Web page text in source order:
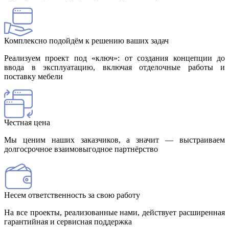
Комплексно подойдём к решению ваших задач
Реализуем проект под «ключ»: от создания концепции до
ввода в эксплуатацию, включая отделочные работы и
поставку мебели
Честная цена
Мы ценим наших заказчиков, а значит — выстраиваем
долгосрочное взаимовыгодное партнёрство
Несем ответственность за свою работу
На все проекты, реализованные нами, действует расширенная
гарантийная и сервисная поддержка